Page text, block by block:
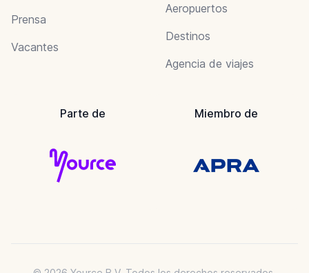
Prensa
Vacantes
Aeropuertos
Destinos
Agencia de viajes
Parte de Miembro de